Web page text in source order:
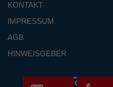
KONTAKT
IMPRESSUM
AGB
HINWEISGEBER